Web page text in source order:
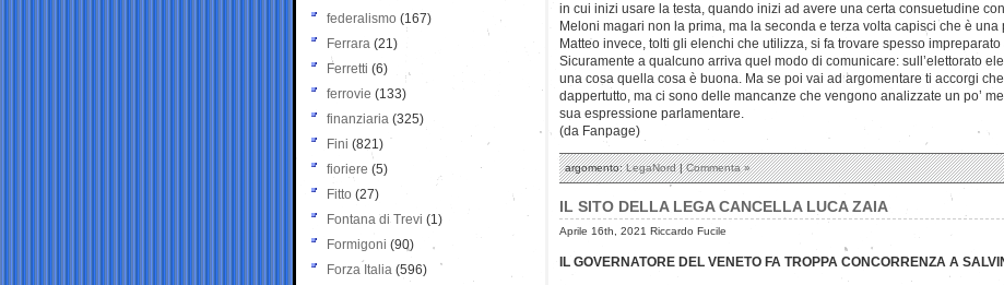
in cui inizi usare la testa, quando inizi ad avere una certa consuetudine
Meloni magari non la prima, ma la seconda e terza volta capisci che è
Matteo invece, tolti gli elenchi che utilizza, si fa trovare spesso
Sicuramente a qualcuno arriva quel modo di comunicare: sull’elettorato
una cosa quella cosa è buona. Ma se poi vai ad argomentare ti accorgi
dappertutto, ma ci sono delle mancanze che vengono analizzate un po’
sua espressione parlamentare.
(da Fanpage)
argomento:LegaNord|Commenta »
IL SITO DELLA LEGA CANCELLA LUCA ZAIA
Aprile 16th, 2021 Riccardo Fucile
IL GOVERNATORE DEL VENETO FA TROPPA CONCORRENZA A
federalismo (167)
Ferrara (21)
Ferretti (6)
ferrovie (133)
finanziaria (325)
Fini (821)
fioriere (5)
Fitto (27)
Fontana di Trevi (1)
Formigoni (90)
Forza Italia (596)